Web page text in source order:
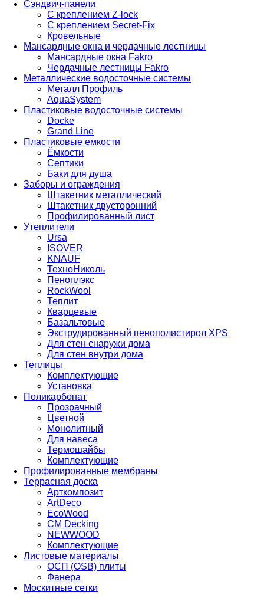
Сэндвич-панели
С креплением Z-lock
С креплением Secret-Fix
Кровельные
Мансардные окна и чердачные лестницы
Мансардные окна Fakro
Чердачные лестницы Fakro
Металлические водосточные системы
Металл Профиль
AquaSystem
Пластиковые водосточные системы
Docke
Grand Line
Пластиковые емкости
Ёмкости
Септики
Баки для душа
Заборы и ограждения
Штакетник металлический
Штакетник двусторонний
Профилированный лист
Утеплители
Ursa
ISOVER
KNAUF
ТехноНиколь
Пеноплэкс
RockWool
Теплит
Кварцевые
Базальтовые
Экструдированный пенополистирол XPS
Для стен снаружи дома
Для стен внутри дома
Теплицы
Комплектующие
Установка
Поликарбонат
Прозрачный
Цветной
Монолитный
Для навеса
Термошайбы
Комплектующие
Профилированные мембраны
Террасная доска
Арткомпозит
ArtDeco
EcoWood
CM Decking
NEWWOOD
Комплектующие
Листовые материалы
ОСП (OSB) плиты
Фанера
Москитные сетки